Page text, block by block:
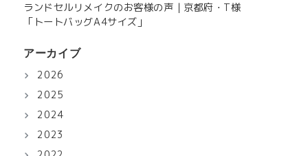
ランドセルリメイクのお客様の声｜京都府・T様
「トートバッグA4サイズ」
アーカイブ
2026
2025
2024
2023